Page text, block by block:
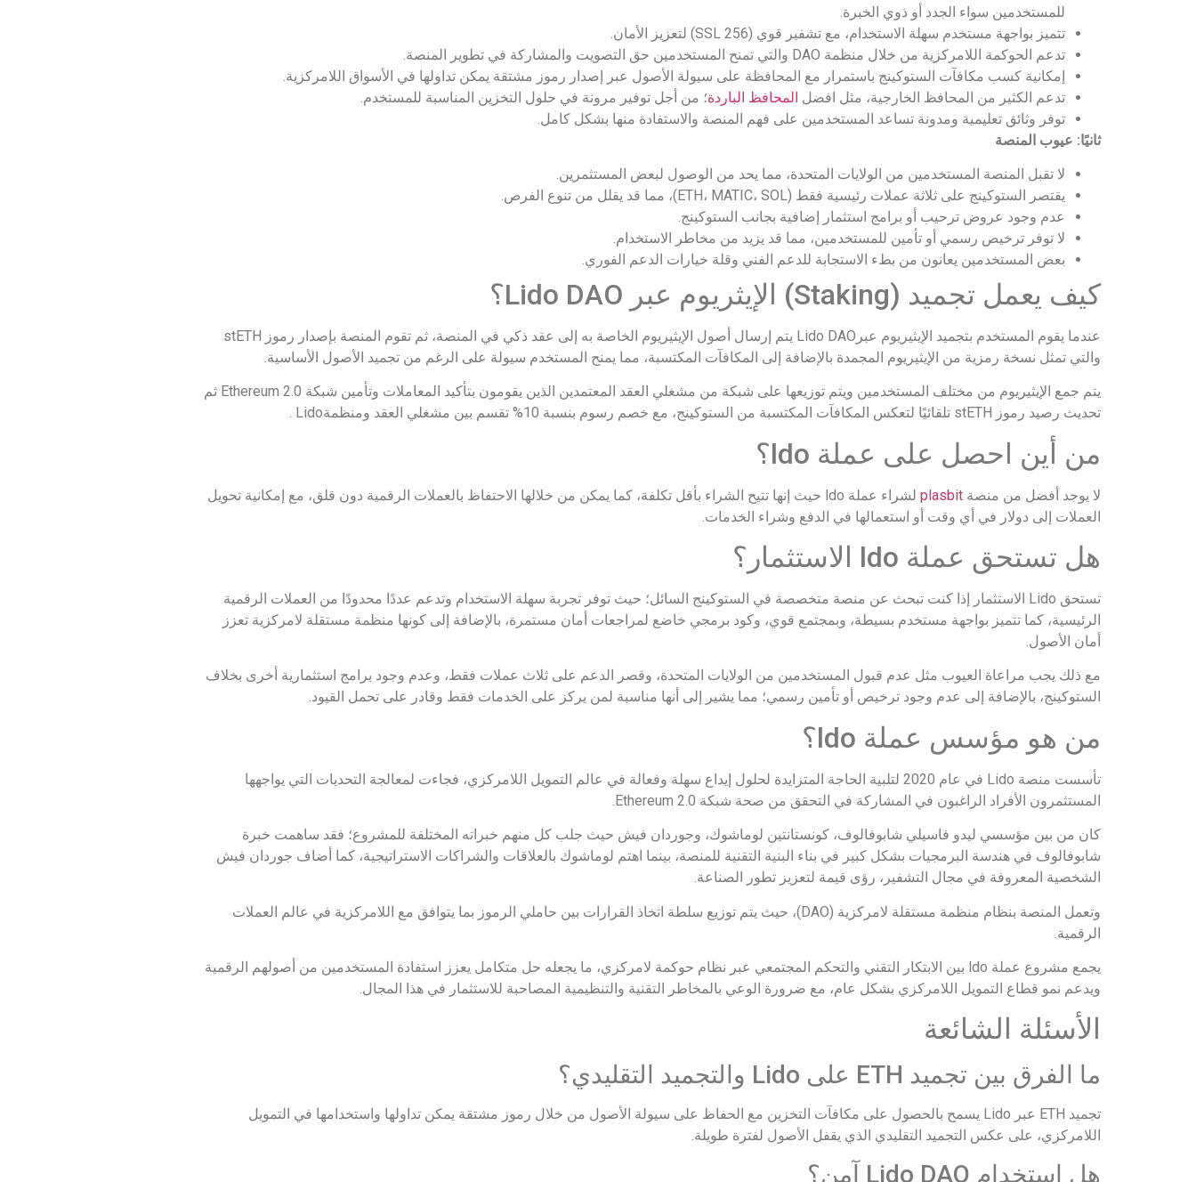
للمستخدمين سواء الجدد أو ذوي الخبرة.
تتميز بواجهة مستخدم سهلة الاستخدام، مع تشفير قوي (256 SSL) لتعزيز الأمان.
تدعم الحوكمة اللامركزية من خلال منظمة DAO والتي تمنح المستخدمين حق التصويت والمشاركة في تطوير المنصة.
إمكانية كسب مكافآت الستوكينج باستمرار مع المحافظة على سيولة الأصول عبر إصدار رموز مشتقة يمكن تداولها في الأسواق اللامركزية.
تدعم الكثير من المحافظ الخارجية، مثل افضل المحافظ الباردة؛ من أجل توفير مرونة في حلول التخزين المناسبة للمستخدم.
توفر وثائق تعليمية ومدونة تساعد المستخدمين على فهم المنصة والاستفادة منها بشكل كامل.
ثانيًا: عيوب المنصة
لا تقبل المنصة المستخدمين من الولايات المتحدة، مما يحد من الوصول لبعض المستثمرين.
يقتصر الستوكينج على ثلاثة عملات رئيسية فقط (ETH، MATIC، SOL)، مما قد يقلل من تنوع الفرص.
عدم وجود عروض ترحيب أو برامج استثمار إضافية بجانب الستوكينج.
لا توفر ترخيص رسمي أو تأمين للمستخدمين، مما قد يزيد من مخاطر الاستخدام.
بعض المستخدمين يعانون من بطء الاستجابة للدعم الفني وقلة خيارات الدعم الفوري.
كيف يعمل تجميد (Staking) الإيثريوم عبر Lido DAO؟
عندما يقوم المستخدم بتجميد الإيثيريوم عبرLido DAO يتم إرسال أصول الإيثيريوم الخاصة به إلى عقد ذكي في المنصة، ثم تقوم المنصة بإصدار رموز stETH
والتي تمثل نسخة رمزية من الإيثيريوم المجمدة بالإضافة إلى المكافآت المكتسبة، مما يمنح المستخدم سيولة على الرغم من تجميد الأصول الأساسية.
يتم جمع الإيثيريوم من مختلف المستخدمين ويتم توزيعها على شبكة من مشغلي العقد المعتمدين الذين يقومون بتأكيد المعاملات وتأمين شبكة Ethereum 2.0 ثم
تحديث رصيد رموز stETH تلقائيًا لتعكس المكافآت المكتسبة من الستوكينج، مع خصم رسوم بنسبة 10% تقسم بين مشغلي العقد ومنظمةLido .
من أين احصل على عملة ldo؟
لا يوجد أفضل من منصة plasbit
لشراء عملة ldo حيث إنها تتيح الشراء بأقل تكلفة، كما يمكن من خلالها الاحتفاظ بالعملات الرقمية دون قلق، مع إمكانية تحويل
العملات إلى دولار في أي وقت أو استعمالها في الدفع وشراء الخدمات.
هل تستحق عملة ldo الاستثمار؟
تستحق Lido الاستثمار إذا كنت تبحث عن منصة متخصصة في الستوكينج السائل؛ حيث توفر تجربة سهلة الاستخدام وتدعم عددًا محدودًا من العملات الرقمية
الرئيسية، كما تتميز بواجهة مستخدم بسيطة، وبمجتمع قوي، وكود برمجي خاضع لمراجعات أمان مستمرة، بالإضافة إلى كونها منظمة مستقلة لامركزية تعزز
أمان الأصول.
مع ذلك يجب مراعاة العيوب مثل عدم قبول المستخدمين من الولايات المتحدة، وقصر الدعم على ثلاث عملات فقط، وعدم وجود برامج استثمارية أخرى بخلاف
الستوكينج، بالإضافة إلى عدم وجود ترخيص أو تأمين رسمي؛ مما يشير إلى أنها مناسبة لمن يركز على الخدمات فقط وقادر على تحمل القيود.
من هو مؤسس عملة ldo؟
تأسست منصة Lido في عام 2020 لتلبية الحاجة المتزايدة لحلول إيداع سهلة وفعالة في عالم التمويل اللامركزي، فجاءت لمعالجة التحديات التي يواجهها
المستثمرون الأفراد الراغبون في المشاركة في التحقق من صحة شبكة Ethereum 2.0.
كان من بين مؤسسي ليدو فاسيلي شابوفالوف، كونستانتين لوماشوك، وجوردان فيش حيث جلب كل منهم خبراته المختلفة للمشروع؛ فقد ساهمت خبرة
شابوفالوف في هندسة البرمجيات بشكل كبير في بناء البنية التقنية للمنصة، بينما اهتم لوماشوك بالعلاقات والشراكات الاستراتيجية، كما أضاف جوردان فيش
الشخصية المعروفة في مجال التشفير، رؤى قيمة لتعزيز تطور الصناعة.
وتعمل المنصة بنظام منظمة مستقلة لامركزية (DAO)، حيث يتم توزيع سلطة اتخاذ القرارات بين حاملي الرموز بما يتوافق مع اللامركزية في عالم العملات
الرقمية.
يجمع مشروع عملة ldo بين الابتكار التقني والتحكم المجتمعي عبر نظام حوكمة لامركزي، ما يجعله حل متكامل يعزز استفادة المستخدمين من أصولهم الرقمية
ويدعم نمو قطاع التمويل اللامركزي بشكل عام، مع ضرورة الوعي بالمخاطر التقنية والتنظيمية المصاحبة للاستثمار في هذا المجال.
الأسئلة الشائعة
ما الفرق بين تجميد ETH على Lido والتجميد التقليدي؟
تجميد ETH عبر Lido يسمح بالحصول على مكافآت التخزين مع الحفاظ على سيولة الأصول من خلال رموز مشتقة يمكن تداولها واستخدامها في التمويل
اللامركزي، على عكس التجميد التقليدي الذي يقفل الأصول لفترة طويلة.
هل استخدام Lido DAO آمن؟